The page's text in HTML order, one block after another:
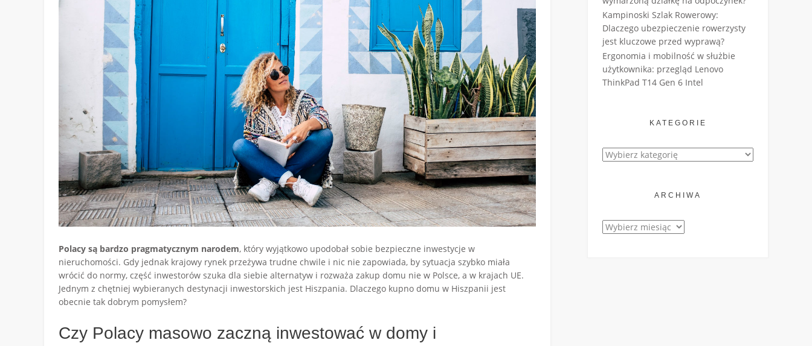
Polacy są bardzo pragmatycznym narodem, który wyjątkowo upodobał sobie bezpieczne inwestycje w
nieruchomości. Gdy jednak krajowy rynek przeżywa trudne chwile i nic nie zapowiada, by sytuacja szybko miała
wrócić do normy, część inwestorów szuka dla siebie alternatyw i rozważa zakup domu nie w Polsce, a w krajach UE.
Jednym z chętniej wybieranych destynacji inwestorskich jest Hiszpania. Dlaczego kupno domu w Hiszpanii jest
obecnie tak dobrym pomysłem?
Czy Polacy masowo zaczną inwestować w domy i
Kampinoski Szlak Rowerowy:
Dlaczego ubezpieczenie rowerzysty
jest kluczowe przed wyprawą?
Ergonomia i mobilność w służbie
użytkownika: przegląd Lenovo
ThinkPad T14 Gen 6 Intel
KATEGORIE
Kategorie
ARCHIWA
Archiwa